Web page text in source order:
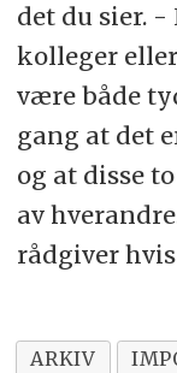
det du sier.
kolleger
være både
gang at det
og at disse
av
rådgiver
ARKIV